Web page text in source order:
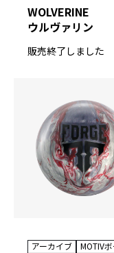
WOLVERINE
ウルヴァリン
販売終了しました
アーカイブ MOTIV